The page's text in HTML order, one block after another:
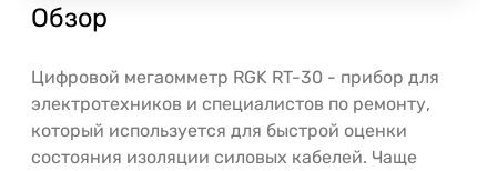
Обзор
Цифровой мегаомметр RGK RT-30 - прибор для
электротехников и специалистов по ремонту,
который используется для быстрой оценки
состояния изоляции силовых кабелей. Чаще